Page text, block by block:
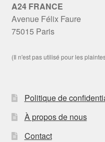
A24 FRANCE
Avenue Félix Faure
75015 Paris
(Il n'est pas utilisé pour les
Politique de
À propos de nous
Contact